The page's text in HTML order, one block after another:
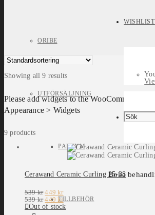
ORIBE
UTFÖRSÄLJNING
PARFYM
TILLBEHÖR
WISHLIST
Boka
Showing all 9 results
Please add widgets to the WooCommerce
Appearance > Widgets
9 products
Cerawand Ceramic Curling 25-38
539krDet
ursprungliga
priset
449krDet
nuvarande
priset
539krDet
ursprungliga
449krDet
nuvarande
Out of stock